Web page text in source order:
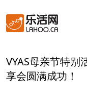
VYAS母亲节特别
享会圆满成功！